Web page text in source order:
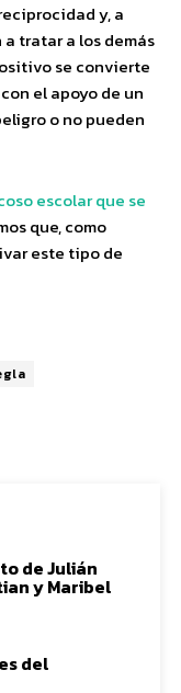
y, a
tratar a los demás
se convierte
el apoyo de un
o no pueden
escolar que se
que, como
este tipo de
de Julián
y Maribel
del